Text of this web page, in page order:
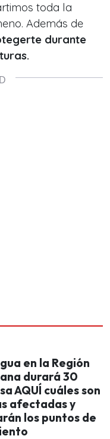
toda la
Además de
durante
en la Región
durará 30
AQUÍ cuáles son
afectadas y
los puntos de